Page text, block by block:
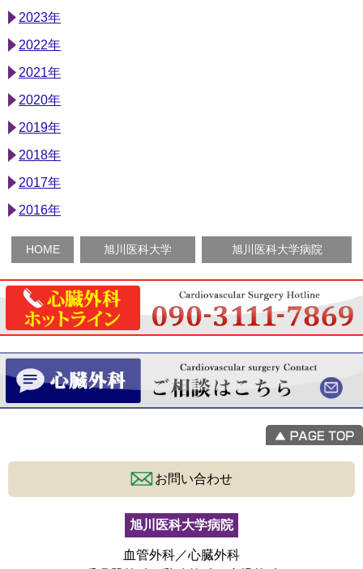
2023年
2022年
2021年
2020年
2019年
2018年
2017年
2016年
HOME 旭川医科大学 旭川医科大学病院
お問い合わせ
旭川医科大学病院
血管外科／心臓外科